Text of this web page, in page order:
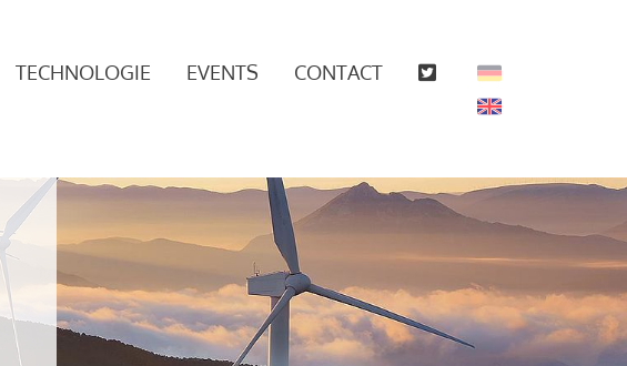
TECHNOLOGIE EVENTS CONTACT